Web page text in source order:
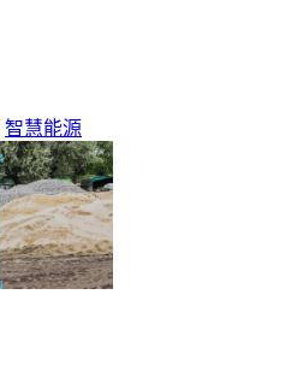
智慧能源